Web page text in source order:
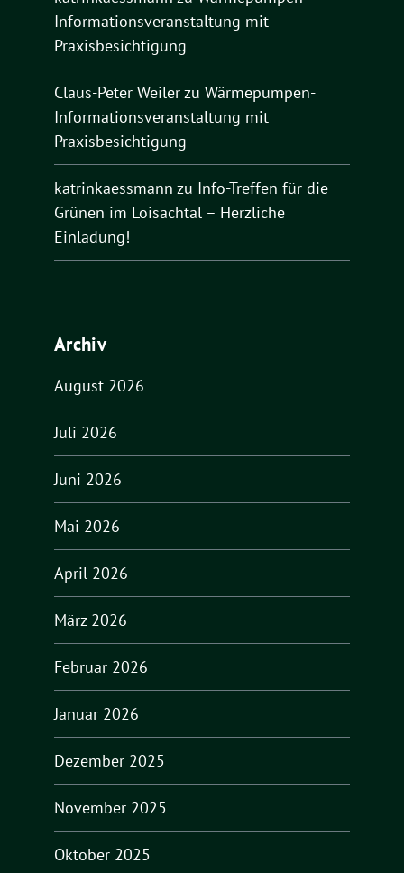
Informationsveranstaltung mit
Praxisbesichtigung
Claus-Peter Weilerzu Wärmepumpen-
Informationsveranstaltung mit
Praxisbesichtigung
katrinkaessmann zu Info-Treffen für die
Grünen im Loisachtal – Herzliche
Einladung!
Archiv
August 2026
Juli 2026
Juni 2026
Mai 2026
April 2026
März 2026
Februar 2026
Januar 2026
Dezember 2025
November 2025
Oktober 2025